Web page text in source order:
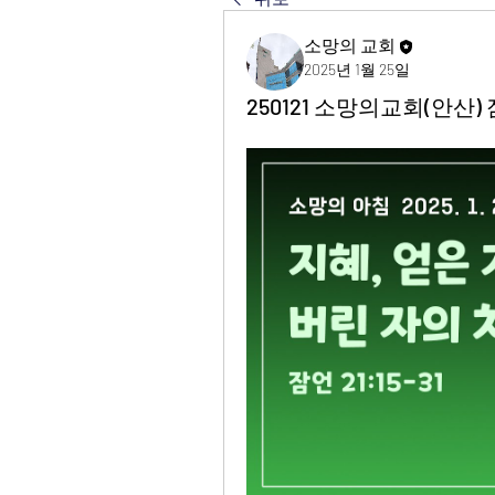
소망의 교회
2025년 1월 25일
250121 소망의교회(안산)